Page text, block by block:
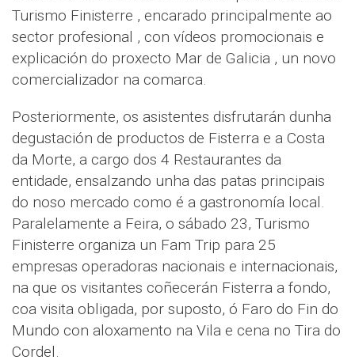
Turismo Finisterre , encarado principalmente ao
sector profesional , con vídeos promocionais e
explicación do proxecto Mar de Galicia , un novo
comercializador na comarca.
Posteriormente, os asistentes disfrutarán dunha
degustación de productos de Fisterra e a Costa
da Morte, a cargo dos 4 Restaurantes da
entidade, ensalzando unha das patas principais
do noso mercado como é a gastronomía local.
Paralelamente a Feira, o sábado 23, Turismo
Finisterre organiza un Fam Trip para 25
empresas operadoras nacionais e internacionais,
na que os visitantes coñecerán Fisterra a fondo,
coa visita obligada, por suposto, ó Faro do Fin do
Mundo con aloxamento na Vila e cena no Tira do
Cordel.